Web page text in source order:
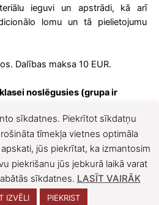
ieguvi un apstrādi, kā arī
lomu un tā pielietojumu
Dalības maksa 10 EUR.
noslēgusies (grupa ir
sīkdatnes. Piekrītot sīkdatņu
tīmekļa vietnes optimāla
jūs piekrītat, ka izmantosim
piekrišanu jūs jebkurā laikā varat
sīkdatnes. LASĪT VAIRĀK
IZVĒLI PIEKRIST